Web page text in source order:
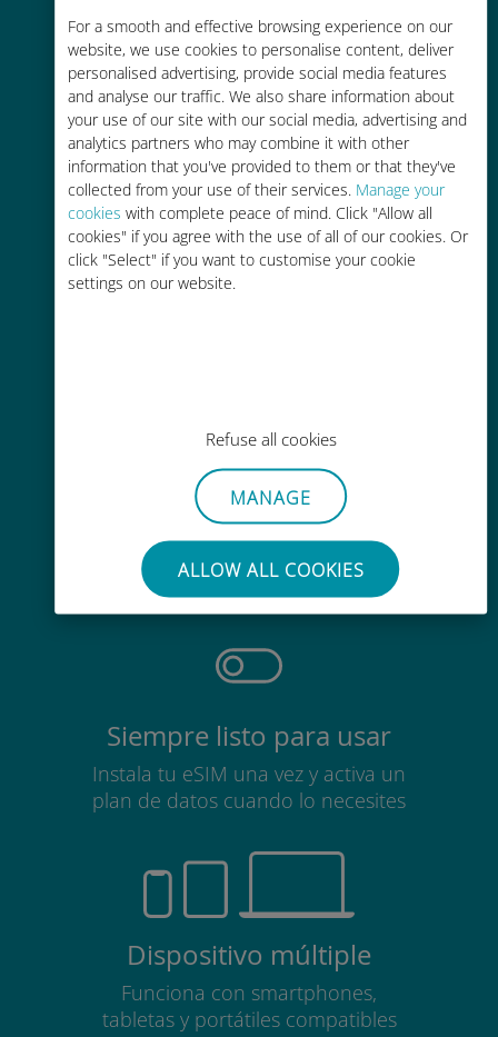
For a smooth and effective browsing experience on our
website, we use cookies to personalise content, deliver
personalised advertising, provide social media features
and analyse our traffic. We also share information about
your use of our site with our social media, advertising and
analytics partners who may combine it with other
information that you've provided to them or that they've
collected from your use of their services. Manage your
cookies with complete peace of mind. Click "Allow all
cookies" if you agree with the use of all of our cookies. Or
click "Select" if you want to customise your cookie
settings on our website.
Refuse all cookies
MANAGE
ALLOW ALL COOKIES
Rentable
Hasta un 90% más barato que los
costes de itinerancia con su
operador actual
Fácil recarga
Sin esfuerzo
No es necesario retirar la tarjeta
SIM
Siempre listo para usar
Instala tu eSIM una vez y activa un
plan de datos cuando lo necesites
Dispositivo múltiple
Funciona con smartphones,
tabletas y portátiles compatibles